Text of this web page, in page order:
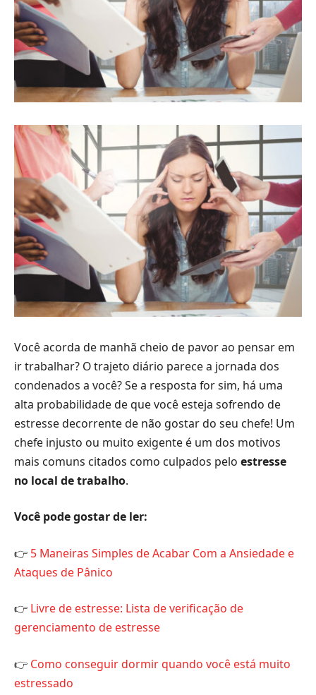
Você acorda de manhã cheio de pavor ao pensar em
ir trabalhar? O trajeto diário parece a jornada dos
condenados a você? Se a resposta for sim, há uma
alta probabilidade de que você esteja sofrendo de
estresse decorrente de não gostar do seu chefe! Um
chefe injusto ou muito exigente é um dos motivos
mais comuns citados como culpados pelo estresse
no local de trabalho.
Você pode gostar de ler:
👉 5 Maneiras Simples de Acabar Com a Ansiedade e
Ataques de Pânico
👉 Livre de estresse: Lista de verificação de
gerenciamento de estresse
👉 Como conseguir dormir quando você está muito
estressado